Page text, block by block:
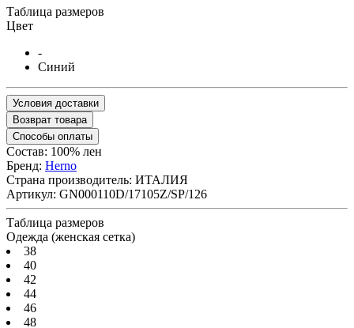
Таблица размеров
Цвет
-
Синий
Условия доставки
Возврат товара
Способы оплаты
Состав: 100% лен
Бренд: Herno
Страна производитель: ИТАЛИЯ
Артикул: GN000110D/17105Z/SP/126
Таблица размеров
Одежда (женская сетка)
38
40
42
44
46
48